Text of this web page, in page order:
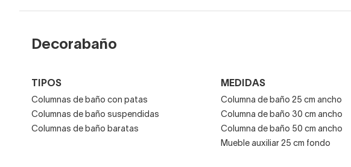
Decorabaño
TIPOS
Columnas de baño con patas
Columnas de baño suspendidas
Columnas de baño baratas
MEDIDAS
Columna de baño 25 cm ancho
Columna de baño 30 cm ancho
Columna de baño 50 cm ancho
Mueble auxiliar 25 cm fondo